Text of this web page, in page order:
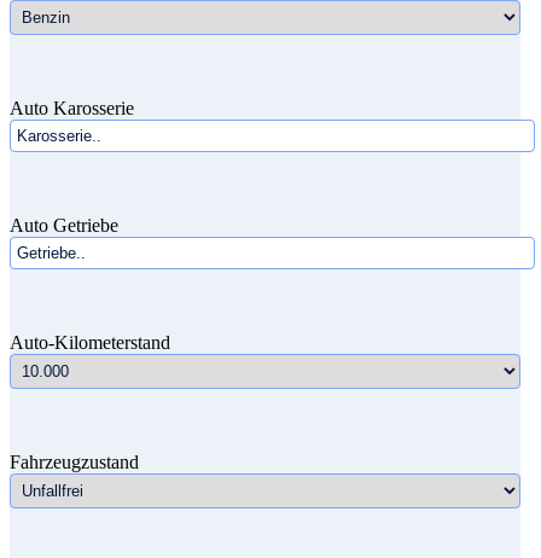
Auto Karosserie
Auto Getriebe
Auto-Kilometerstand
Fahrzeugzustand